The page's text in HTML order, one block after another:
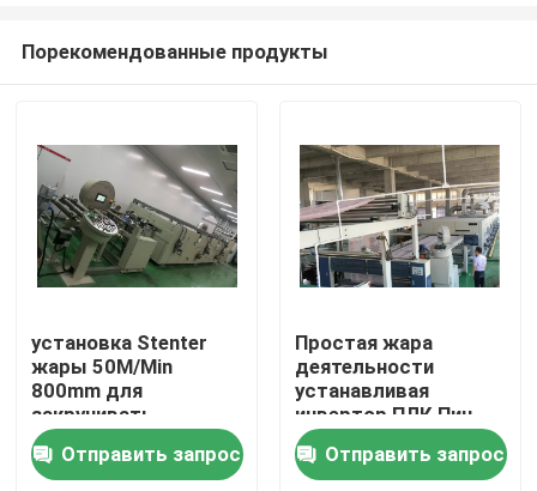
Дом
Порекомендованные продукты
установка Stenter
жары 50M/Min
800mm для
закручивать
шерстей
Отправить запрос
Простая жара
деятельности
устанавливая
инвертор ПЛК Пин
Стентер
совмещенный
Отправить запрос